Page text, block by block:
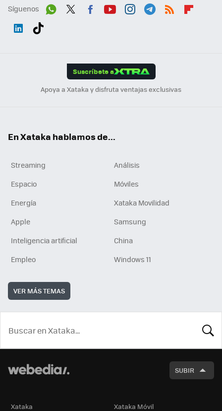
Síguenos
Suscríbete a
Apoya a Xataka y disfruta ventajas exclusivas
En Xataka hablamos de...
Streaming
Análisis
Espacio
Móviles
Energía
Xataka Movilidad
Apple
Samsung
Inteligencia artificial
China
Empleo
Windows 11
VER MÁS TEMAS
SUBIR
Xataka Xataka Móvil